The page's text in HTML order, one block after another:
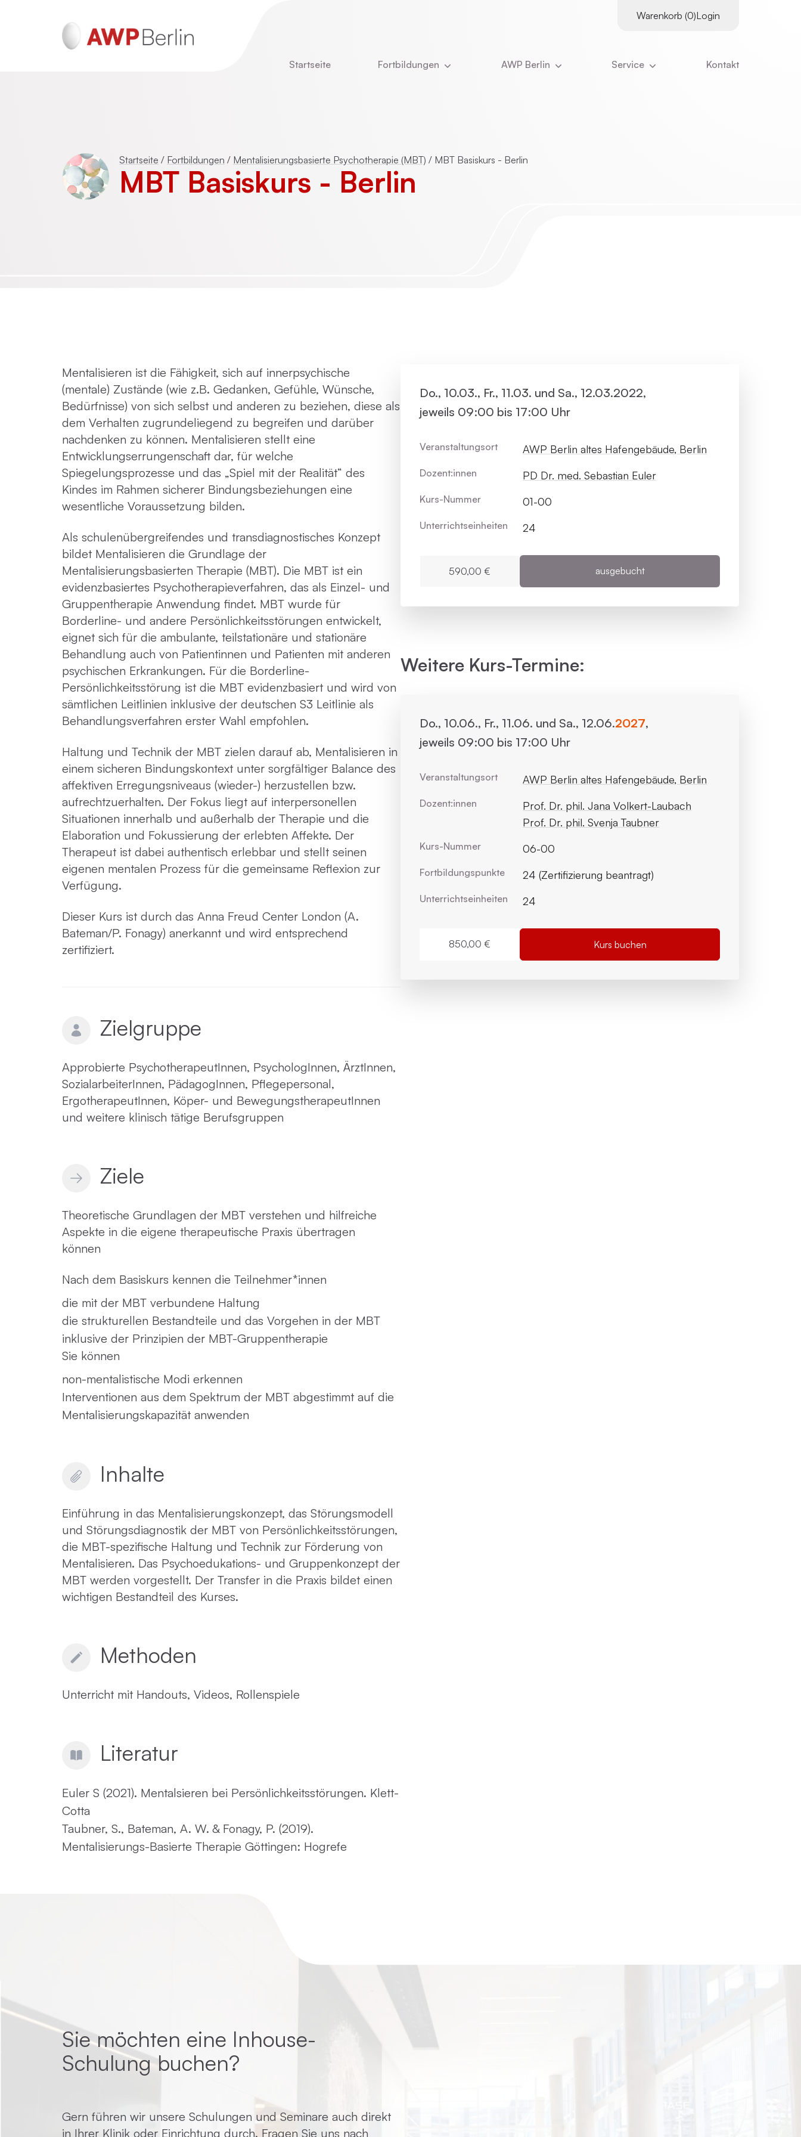
Warenkorb (0)Login
Startseite Fortbildungen
(DeGPT)
Kinder- und Jugendlichenpsychotherapie
Mentalisierungsbasierte Psychotherapie
Praxisnahe Einzelkurse
Systemische Therapie / Systemisches
Coaching
AWP Berlin
Was uns ausmacht
Service
Kontakt
Startseite / Fortbildungen / Mentalisierungsbasierte Psychotherapie (MBT) / MBT Basiskurs - Berlin
MBT Basiskurs - Berlin
Mentalisieren ist die Fähigkeit, sich auf innerpsychische
(mentale) Zustände (wie z.B. Gedanken, Gefühle, Wünsche,
Bedürfnisse) von sich selbst und anderen zu beziehen, diese als
dem Verhalten zugrundeliegend zu begreifen und darüber
nachdenken zu können. Mentalisieren stellt eine
Entwicklungserrungenschaft dar, für welche
Spiegelungsprozesse und das „Spiel mit der Realität“ des
Kindes im Rahmen sicherer Bindungsbeziehungen eine
wesentliche Voraussetzung bilden.
Als schulenübergreifendes und transdiagnostisches Konzept
bildet Mentalisieren die Grundlage der
Mentalisierungsbasierten Therapie (MBT). Die MBT ist ein
evidenzbasiertes Psychotherapieverfahren, das als Einzel- und
Gruppentherapie Anwendung findet. MBT wurde für
Borderline- und andere Persönlichkeitsstörungen entwickelt,
eignet sich für die ambulante, teilstationäre und stationäre
Behandlung auch von Patientinnen und Patienten mit anderen
psychischen Erkrankungen. Für die Borderline-
Persönlichkeitsstörung ist die MBT evidenzbasiert und wird von
sämtlichen Leitlinien inklusive der deutschen S3 Leitlinie als
Behandlungsverfahren erster Wahl empfohlen.
Haltung und Technik der MBT zielen darauf ab, Mentalisieren in
einem sicheren Bindungskontext unter sorgfältiger Balance des
affektiven Erregungsniveaus (wieder-) herzustellen bzw.
aufrechtzuerhalten. Der Fokus liegt auf interpersonellen
Situationen innerhalb und außerhalb der Therapie und die
Elaboration und Fokussierung der erlebten Affekte. Der
Therapeut ist dabei authentisch erlebbar und stellt seinen
eigenen mentalen Prozess für die gemeinsame Reflexion zur
Verfügung.
Dieser Kurs ist durch das Anna Freud Center London (A.
Bateman/P. Fonagy) anerkannt und wird entsprechend
zertifiziert.
Zielgruppe
Approbierte PsychotherapeutInnen, PsychologInnen, ÄrztInnen,
SozialarbeiterInnen, PädagogInnen, Pflegepersonal,
ErgotherapeutInnen, Köper- und BewegungstherapeutInnen
und weitere klinisch tätige Berufsgruppen
Ziele
Theoretische Grundlagen der MBT verstehen und hilfreiche
Aspekte in die eigene therapeutische Praxis übertragen
können
Nach dem Basiskurs kennen die Teilnehmer*innen
die mit der MBT verbundene Haltung
die strukturellen Bestandteile und das Vorgehen in der MBT
inklusive der Prinzipien der MBT-Gruppentherapie
Sie können
non-mentalistische Modi erkennen
Interventionen aus dem Spektrum der MBT abgestimmt auf die
Mentalisierungskapazität anwenden
Inhalte
Einführung in das Mentalisierungskonzept, das Störungsmodell
und Störungsdiagnostik der MBT von Persönlichkeitsstörungen,
die MBT-spezifische Haltung und Technik zur Förderung von
Mentalisieren. Das Psychoedukations- und Gruppenkonzept der
MBT werden vorgestellt. Der Transfer in die Praxis bildet einen
wichtigen Bestandteil des Kurses.
Methoden
Unterricht mit Handouts, Videos, Rollenspiele
Literatur
Euler S (2021). Mentalsieren bei Persönlichkeitsstörungen. Klett-
Cotta
Taubner, S., Bateman, A. W. & Fonagy, P. (2019).
Mentalisierungs-Basierte Therapie Göttingen: Hogrefe
Do., 10.03., Fr., 11.03. und Sa., 12.03.2022,
jeweils 09:00 bis 17:00 Uhr
Veranstaltungsort AWP Berlin altes Hafengebäude, Berlin
Dozent:innen PD Dr. med. Sebastian Euler
Kurs-Nummer 01-00
Unterrichts­einheiten 24
590,00 € ausgebucht
Weitere Kurs-Termine:
Do., 10.06., Fr., 11.06. und Sa., 12.06.2027,
jeweils 09:00 bis 17:00 Uhr
Veranstaltungsort AWP Berlin altes Hafengebäude, Berlin
Dozent:innen
Prof. Dr. phil. Jana Volkert-Laubach
Prof. Dr. phil. Svenja Taubner
Kurs-Nummer 06-00
Fortbildungs­punkte 24 (Zertifizierung beantragt)
Unterrichts­einheiten 24
850,00 € Kurs buchen
Sie möchten eine Inhouse-
Schulung buchen?
Gern führen wir unsere Schulungen und Seminare auch direkt
in Ihrer Klinik oder Einrichtung durch. Fragen Sie uns nach